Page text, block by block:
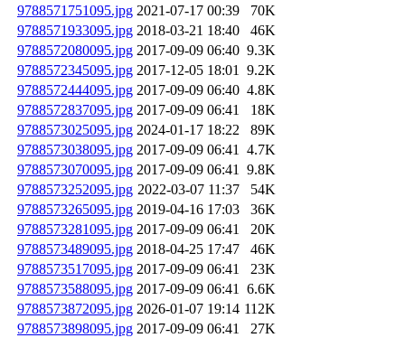
9788571751095.jpg 2021-07-17 00:39
70K
9788571933095.jpg 2018-03-21 18:40
46K
9788572080095.jpg 2017-09-09 06:40 9.3K
9788572345095.jpg 2017-12-05 18:01 9.2K
9788572444095.jpg 2017-09-09 06:40 4.8K
9788572837095.jpg 2017-09-09 06:41
18K
9788573025095.jpg 2024-01-17 18:22
89K
9788573038095.jpg 2017-09-09 06:41 4.7K
9788573070095.jpg 2017-09-09 06:41 9.8K
9788573252095.jpg 2022-03-07 11:37
54K
9788573265095.jpg 2019-04-16 17:03
36K
9788573281095.jpg 2017-09-09 06:41
20K
9788573489095.jpg 2018-04-25 17:47
46K
9788573517095.jpg 2017-09-09 06:41
23K
9788573588095.jpg 2017-09-09 06:41 6.6K
9788573872095.jpg 2026-01-07 19:14 112K
9788573898095.jpg 2017-09-09 06:41
27K